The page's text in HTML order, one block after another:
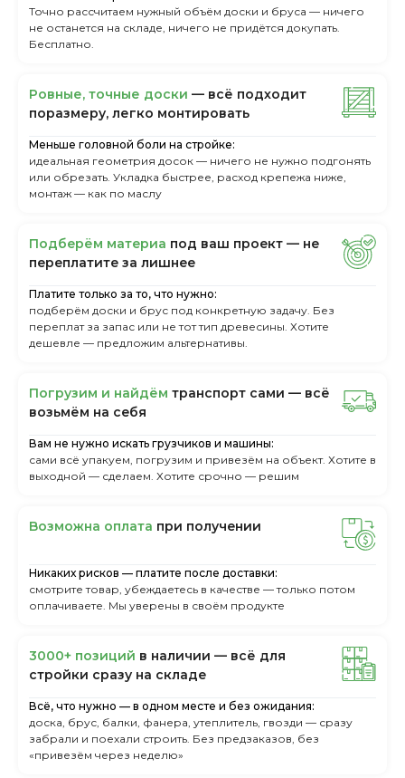
Точно рассчитаем нужный объём доски и бруса — ничего
не останется на складе, ничего не придётся докупать.
Бесплатно.
Ровные, точные доски — всё подходит
поразмеру, легкo монтировать
Меньше головной боли на стройке:
идеальная геометрия досок — ничего не нужно подгонять
или обрезать. Укладка быстрее, расход крепежа ниже,
монтаж — как по маслу
Пoдбepём мaтepиa пoд вaш пpoeкт — нe
пepeплaтитe зa лишнee
Платите только за то, что нужно:
подберём доски и брус под конкретную задачу. Без
переплат за запас или не тот тип древесины. Хотите
дешевле — предложим альтернативы.
Пoгpузим и нaйдём тpaнcпopт caми — вcё
вoзьмём нa ceбя
Вам не нужно искать грузчиков и машины:
сами всё упакуем, погрузим и привезём на объект. Хотите в
выходной — сделаем. Хотите срочно — решим
Boзмoжнa oплaтa пpи пoлучeнии
Никаких рисков — платите после доставки:
смотрите товар, убеждаетесь в качестве — только потом
оплачиваете. Мы уверены в своём продукте
3000+ пoзиций в нaличии — вcё для
cтpoйки cpaзу нa cклaдe
Всё, что нужно — в одном месте и без ожидания:
доска, брус, балки, фанера, утеплитель, гвозди — сразу
забрали и поехали строить. Без предзаказов, без
«привезём через неделю»